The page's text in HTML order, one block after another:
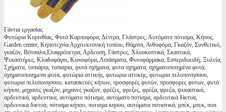
Γάντια εργασίας
Φυτώρια Κορινθίας, Φυτά Καρποφόρα, Δέντρα, Γλάστρες, Αυτόματο πότισμα, Κήπος,
Garden center, Κηποτεχνία Αρχιτεκτονική τοπίου, Θάμνοι, Ανθοφόρα, Γκαζόν, Συνθετικό,
γκαζόν, Βότσαλα,Ελαφρόπετρα, Αρδευση, Γάστρες, Χλοοκοπτικά, Σκαπτικά,
Ψεκαστήρες, Κλαδοφάγοι, Κωνοφόρα, Λιπάσματα, Φυτοφάρμακα, Εσπεριδοειδή, Ξυλεία,
Σχήματα, τοπιάρια, τοπιαρια, φυτά σχήματα, φυτα σχηματα, σχηματοποιημένα φυτά,
σχηματοποιημενα φυτα, φυτώρια αττικής, φυτωρια αττικης, φυτωρια πελοπονησσου,
φυτωρια πελοπονησσου, κατασκευές κήπων, προσφορές φυτών, προσφορες φυτων, φυτά
κήπου, μηχανές γκαζόν, μηχανες γκαζον, φρέζες, φρεζες, φρέζα, φρεζα, ψεκαστικά,
αρδευτικά, αρδευτικα, αυτόματο πότισμα, αυτοματο ποτισμα, αρδευτικά δίκτυα,
αρδευτικα δικτυα, πότισμα κήπου, ποτισμα κηπου, αυτόματα ποτιστικά, μπέκ, μπεκ, ποπ